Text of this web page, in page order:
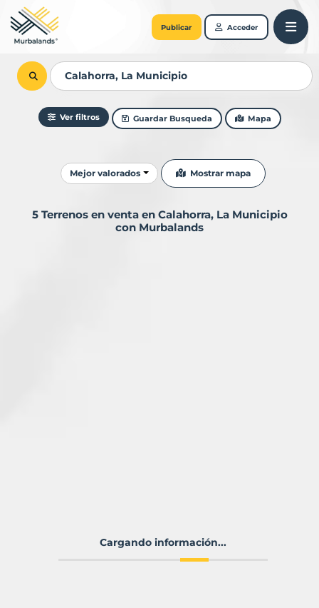
Publicar Acceder
Ver filtros Guardar Busqueda Mapa
Ordenar resultados
Mejor valorados Mostrar mapa
5 Terrenos en venta en Calahorra, La Municipio
con Murbalands
Cargando información...